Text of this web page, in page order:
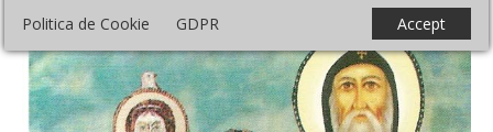
Politica de Cookie GDPR Accept